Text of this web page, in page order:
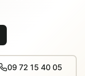
09 72 15 40 05